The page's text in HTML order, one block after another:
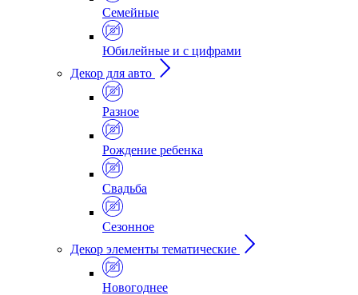
Семейные
Юбилейные и с цифрами
Декор для авто
Разное
Рождение ребенка
Свадьба
Сезонное
Декор элементы тематические
Новогоднее